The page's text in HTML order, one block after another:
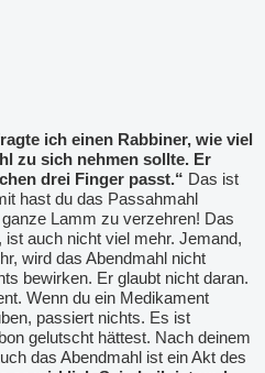
ich einen Rabbiner, wie viel
zu sich nehmen sollte. Er
drei Finger passt.“ Das ist
hast du das Passahmahl
Lamm zu verzehren! Das
auch nicht viel mehr. Jemand,
wird das Abendmahl nicht
bewirken. Er glaubt nicht daran.
Wenn du ein Medikament
passiert nichts. Es ist
gelutscht hättest. Nach deinem
das Abendmahl ist ein Akt des